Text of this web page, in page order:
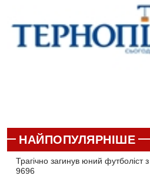
НАЙПОПУЛЯРНІШЕ
Трагічно загинув юний футболіст
9696